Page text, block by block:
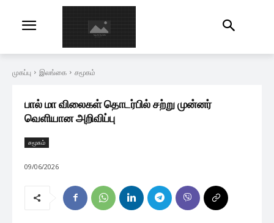
முகப்பு இலங்கை சமூகம்
பால் மா விலைகள் தொடர்பில் சற்று முன்னர்
வெளியான அறிவிப்பு
சமூகம்
09/06/2026